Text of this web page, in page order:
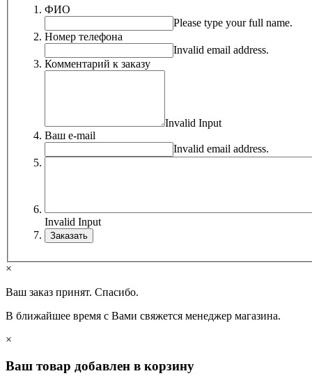
ФИО
Please type your full name.
Номер телефона
Invalid email address.
Комментарий к заказу
Invalid Input
Ваш e-mail
Invalid email address.
Invalid Input
×
Ваш заказ принят. Спасибо.
В ближайшее время с Вами свяжется менеджер магазина.
×
Ваш товар добавлен в корзину